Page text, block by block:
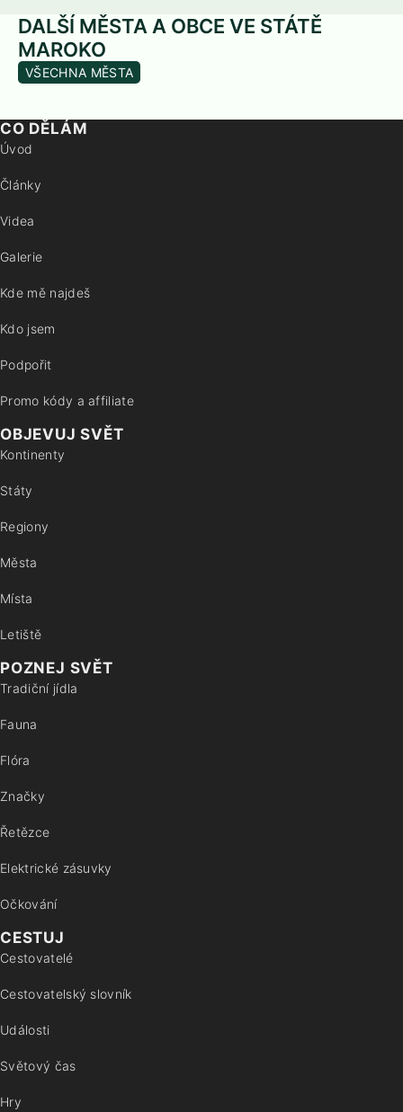
DALŠÍ MĚSTA A OBCE VE STÁTĚ
MAROKO
VŠECHNA MĚSTA
CO DĚLÁM
Úvod
Články
Videa
Galerie
Kde mě najdeš
Kdo jsem
Podpořit
Promo kódy a affiliate
OBJEVUJ SVĚT
Kontinenty
Státy
Regiony
Města
Místa
Letiště
POZNEJ SVĚT
Tradiční jídla
Fauna
Flóra
Značky
Řetězce
Elektrické zásuvky
Očkování
CESTUJ
Cestovatelé
Cestovatelský slovník
Události
Světový čas
Hry